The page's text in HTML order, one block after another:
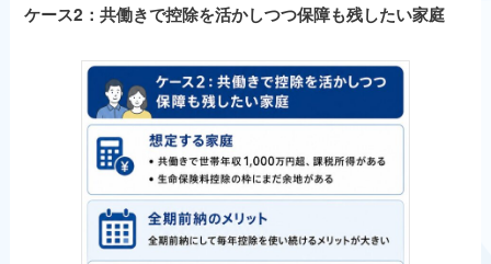
ケース2：共働きで控除を活かしつつ保障も残したい家庭